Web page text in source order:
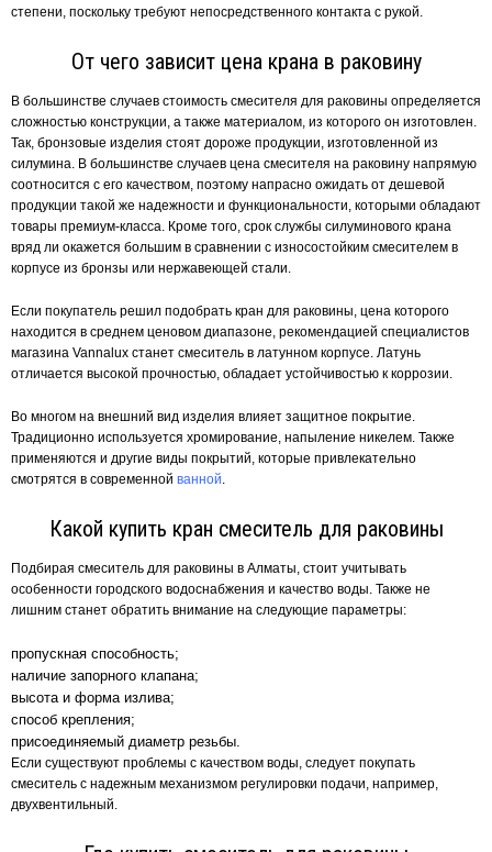
степени, поскольку требуют непосредственного контакта с рукой.
От чего зависит цена крана в раковину
В большинстве случаев стоимость смесителя для раковины определяется
сложностью конструкции, а также материалом, из которого он изготовлен.
Так, бронзовые изделия стоят дороже продукции, изготовленной из
силумина. В большинстве случаев цена смесителя на раковину напрямую
соотносится с его качеством, поэтому напрасно ожидать от дешевой
продукции такой же надежности и функциональности, которыми обладают
товары премиум-класса. Кроме того, срок службы силуминового крана
вряд ли окажется большим в сравнении с износостойким смесителем в
корпусе из бронзы или нержавеющей стали.
Если покупатель решил подобрать кран для раковины, цена которого
находится в среднем ценовом диапазоне, рекомендацией специалистов
магазина Vannalux станет смеситель в латунном корпусе. Латунь
отличается высокой прочностью, обладает устойчивостью к коррозии.
Во многом на внешний вид изделия влияет защитное покрытие.
Традиционно используется хромирование, напыление никелем. Также
применяются и другие виды покрытий, которые привлекательно
смотрятся в современной ванной.
Какой купить кран смеситель для раковины
Подбирая смеситель для раковины в Алматы, стоит учитывать
особенности городского водоснабжения и качество воды. Также не
лишним станет обратить внимание на следующие параметры:
пропускная способность;
наличие запорного клапана;
высота и форма излива;
способ крепления;
присоединяемый диаметр резьбы.
Если существуют проблемы с качеством воды, следует покупать
смеситель с надежным механизмом регулировки подачи, например,
двухвентильный.